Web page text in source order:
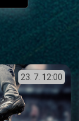
23. 7. 12:00